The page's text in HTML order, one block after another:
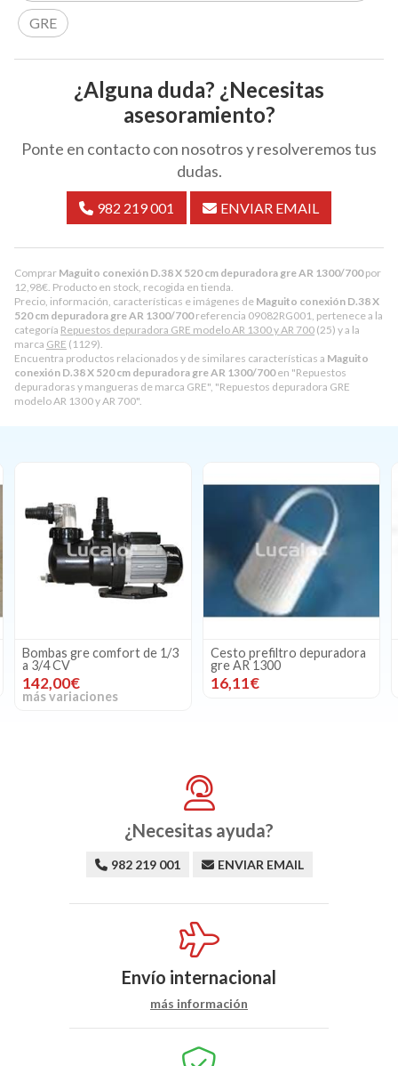
Comprar Maguito conexión D.38 X 520 cm depuradora gre AR 1300/700por
12,98€ . Producto en stock, recogida en tienda.
Precio, información, características e imágenes de Maguito conexión D.38 X
520 cm depuradora gre AR 1300/700referencia 09082RG001, pertenece a la
categoría Repuestos depuradora GRE modelo AR 1300 y AR 700 (25) y a la
marca GRE (1129).
Encuentra productos relacionados y de similares características a Maguito
conexión D.38 X 520 cm depuradora gre AR 1300/700en "Repuestos
depuradoras y mangueras de marca GRE", "Repuestos depuradora GRE
modelo AR 1300 y AR 700".
GRE
¿Alguna duda? ¿Necesitas
asesoramiento?
Ponte en contacto con nosotros y resolveremos tus
dudas.
982 219 001 ENVIAR EMAIL
de 1/3
Cesto prefiltro depuradora
Condensador
gre AR 1300/700
¿Necesitas ayuda?
982 219 001 ENVIAR EMAIL
Envío internacional
más información